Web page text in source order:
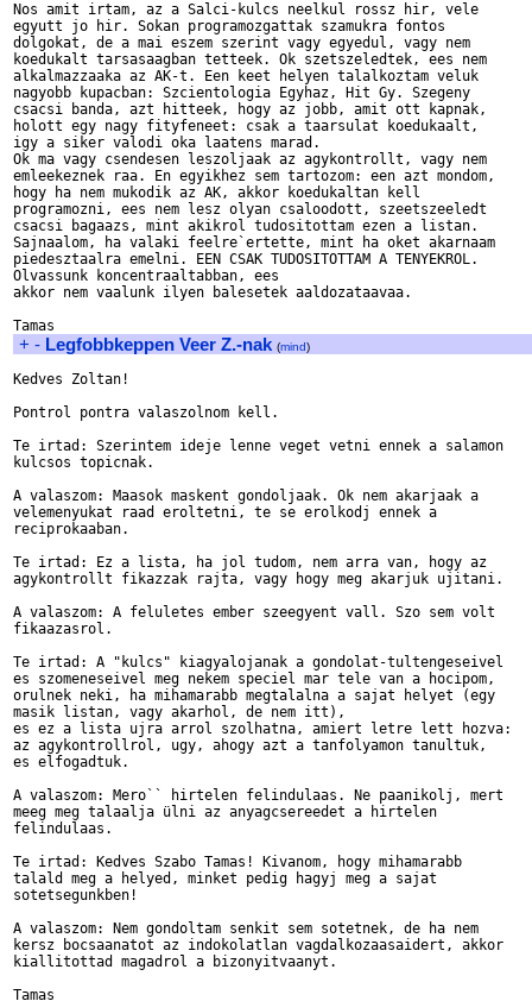
Nos amit irtam, az a Salci-kulcs neelkul rossz hir, vele
egyutt jo hir. Sokan programozgattak szamukra fontos
dolgokat, de a mai eszem szerint vagy egyedul, vagy nem
koedukalt tarsasaagban tetteek. Ok szetszeledtek, ees nem
alkalmazzaaka az AK-t. Een keet helyen talalkoztam veluk
nagyobb kupacban: Szcientologia Egyhaz, Hit Gy. Szegeny
csacsi banda, azt hitteek, hogy az jobb, amit ott kapnak,
holott egy nagy fityfeneet: csak a taarsulat koedukaalt,
igy a siker valodi oka laatens marad.
Ok ma vagy csendesen leszoljaak az agykontrollt, vagy nem
emleekeznek raa. En egyikhez sem tartozom: een azt mondom,
hogy ha nem mukodik az AK, akkor koedukaltan kell
programozni, ees nem lesz olyan csaloodott, szeetszeeledt
csacsi bagaazs, mint akikrol tudositottam ezen a listan.
Sajnaalom, ha valaki feelre`ertette, mint ha oket akarnaam
piedesztaalra emelni. EEN CSAK TUDOSITOTTAM A TENYEKROL.
Olvassunk koncentraaltabban, ees
akkor nem vaalunk ilyen balesetek aaldozataavaa.
+ - Legfobbkeppen Veer Z.-nak (mind)
Kedves Zoltan!
Pontrol pontra valaszolnom kell.
Te irtad: Szerintem ideje lenne veget vetni ennek a salamon
kulcsos topicnak.
A valaszom: Maasok maskent gondoljaak. Ok nem akarjaak a
velemenyukat raad eroltetni, te se erolkodj ennek a
reciprokaaban.
Te irtad: Ez a lista, ha jol tudom, nem arra van, hogy az
agykontrollt fikazzak rajta, vagy hogy meg akarjuk ujitani.
A valaszom: A feluletes ember szeegyent vall. Szo sem volt
fikaazasrol.
Te irtad: A "kulcs" kiagyalojanak a gondolat-tultengeseivel
es szomeneseivel meg nekem speciel mar tele van a hocipom,
orulnek neki, ha mihamarabb megtalalna a sajat helyet (egy
masik listan, vagy akarhol, de nem itt),
es ez a lista ujra arrol szolhatna, amiert letre lett hozva:
az agykontrollrol, ugy, ahogy azt a tanfolyamon tanultuk,
es elfogadtuk.
A valaszom: Mero`` hirtelen felindulaas. Ne paanikolj, mert
meeg meg talaalja ülni az anyagcsereedet a hirtelen
felindulaas.
Te irtad: Kedves Szabo Tamas! Kivanom, hogy mihamarabb
talald meg a helyed, minket pedig hagyj meg a sajat
sotetsegunkben!
A valaszom: Nem gondoltam senkit sem sotetnek, de ha nem
kersz bocsaanatot az indokolatlan vagdalkozaasaidert, akkor
kiallitottad magadrol a bizonyitvaanyt.